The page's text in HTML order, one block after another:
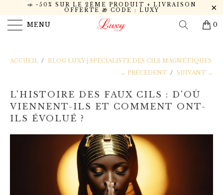
📣 -50% SUR LE 2ÈME PRODUIT + LIVRAISON
OFFERTE 🎁 CODE : LUXY
MENU 0
ACCUEIL / BLOG LUXY | SPÉCIALISTE DES CILS MAGNÉTIQUES
← PRÉCÉDENT / SUIVANT →
L'HISTOIRE DES FAUX CILS : D'OÙ
VIENNENT-ILS ET COMMENT ONT-
ILS ÉVOLUÉ ?